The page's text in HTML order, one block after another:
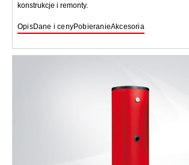
konstrukcje i remonty.
OpisDane i cenyPobieranieAkcesoria